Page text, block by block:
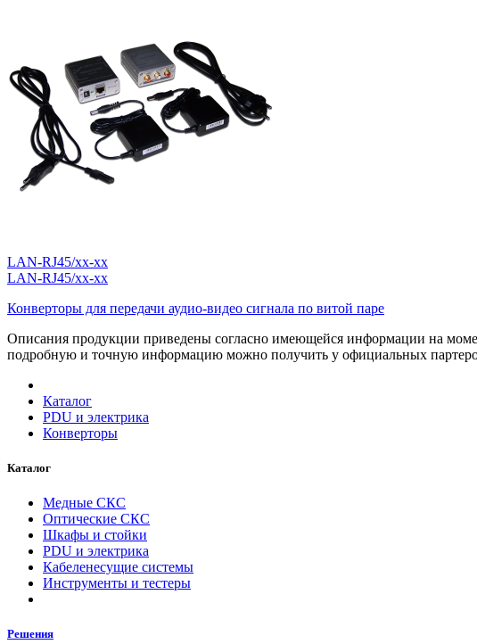
LAN-RJ45/xx-xx
LAN-RJ45/xx-xx
Конверторы для передачи аудио-видео сигнала по витой паре
Описания продукции приведены согласно имеющейся информации на
подробную и точную информацию можно получить у официальных
Каталог
PDU и электрика
Конверторы
Каталог
Медные СКС
Оптические СКС
Шкафы и стойки
PDU и электрика
Кабеленесущие системы
Инструменты и тестеры
Решения